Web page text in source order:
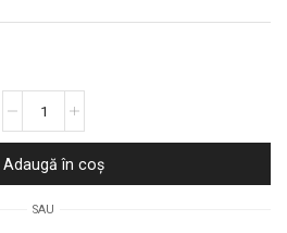
Metalic
pentru
Adaugă în coș
SAU